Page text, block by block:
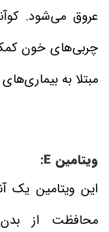
عروق می‌شود.
چربی‌های خون کمک
مبتلا به
ویتامین E:
این ویتامین یک
محافظت از بدن